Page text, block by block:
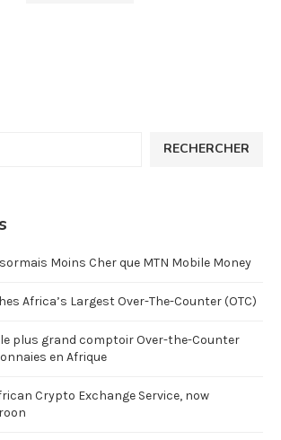
RECHERCHER
Moins Cher que MTN Mobile Money
Africa’s Largest Over-The-Counter (OTC)
le plus grand comptoir Over-the-Counter
en Afrique
Crypto Exchange Service, now